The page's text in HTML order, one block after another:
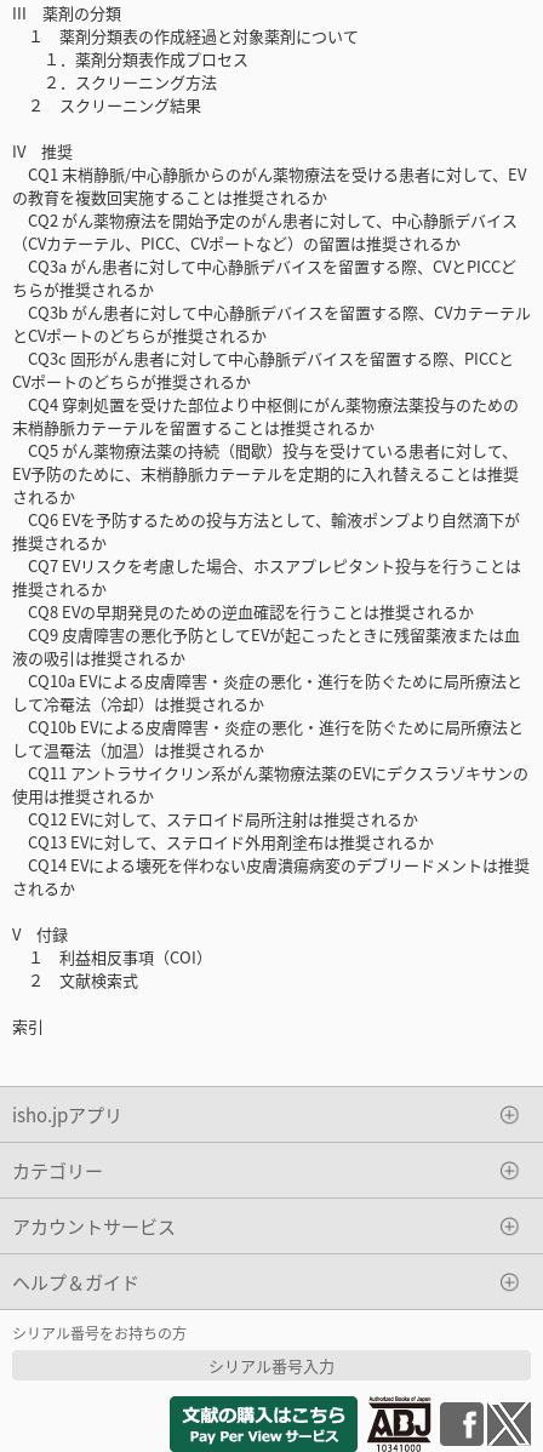
III 薬剤の分類
１ 薬剤分類表の作成経過と対象薬剤について
１．薬剤分類表作成プロセス
２．スクリーニング方法
２ スクリーニング結果
IV 推奨
CQ1 末梢静脈/中心静脈からのがん薬物療法を受ける患者に対して、EV
の教育を複数回実施することは推奨されるか
CQ2 がん薬物療法を開始予定のがん患者に対して、中心静脈デバイス
（CVカテーテル、PICC、CVポートなど）の留置は推奨されるか
CQ3a がん患者に対して中心静脈デバイスを留置する際、CVとPICCど
ちらが推奨されるか
CQ3b がん患者に対して中心静脈デバイスを留置する際、CVカテーテル
とCVポートのどちらが推奨されるか
CQ3c 固形がん患者に対して中心静脈デバイスを留置する際、PICCと
CVポートのどちらが推奨されるか
CQ4 穿刺処置を受けた部位より中枢側にがん薬物療法薬投与のための
末梢静脈カテーテルを留置することは推奨されるか
CQ5 がん薬物療法薬の持続（間歇）投与を受けている患者に対して、
EV予防のために、末梢静脈カテーテルを定期的に入れ替えることは推奨
されるか
CQ6 EVを予防するための投与方法として、輸液ポンプより自然滴下が
推奨されるか
CQ7 EVリスクを考慮した場合、ホスアプレピタント投与を行うことは
推奨されるか
CQ8 EVの早期発見のための逆血確認を行うことは推奨されるか
CQ9 皮膚障害の悪化予防としてEVが起こったときに残留薬液または血
液の吸引は推奨されるか
CQ10a EVによる皮膚障害・炎症の悪化・進行を防ぐために局所療法と
して冷罨法（冷却）は推奨されるか
CQ10b EVによる皮膚障害・炎症の悪化・進行を防ぐために局所療法と
して温罨法（加温）は推奨されるか
CQ11 アントラサイクリン系がん薬物療法薬のEVにデクスラゾキサンの
使用は推奨されるか
CQ12 EVに対して、ステロイド局所注射は推奨されるか
CQ13 EVに対して、ステロイド外用剤塗布は推奨されるか
CQ14 EVによる壊死を伴わない皮膚潰瘍病変のデブリードメントは推奨
されるか
V 付録
１ 利益相反事項（COI）
２ 文献検索式
索引
isho.jpアプリ
カテゴリー
アカウントサービス
ヘルプ＆ガイド
シリアル番号をお持ちの方
シリアル番号入力